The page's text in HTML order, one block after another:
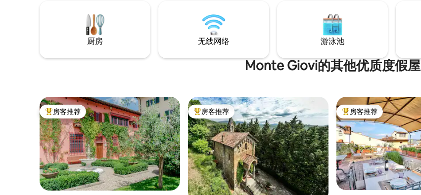
台，欣赏佛罗伦萨周围的山丘和历史中心
的老建筑景点。 公寓完全供房客使用，可
通过楼梯或电梯进入，并设有独立楼层通
道。 屋顶露台仅供房客使用，只能从公寓
寓里住着房东，随时为您提供帮助！ 房东
可抵达大教堂、佛罗伦萨学院美术馆和圣
马可广场。附近有食品店、餐厅和酒吧。
房客可使用4辆自行车（成人尺寸），房费
包含这些费用。请小心使用，每次离开时
都要锁好，谢谢。如果因疏忽而导致盗窃
或严重损坏，您将被要求支付160欧元的自
行车费用。谢谢 步行：步行仅需15分钟即
可抵达市中心。 乘坐巴士：距离大楼仅几
步之遥，有前往市中心和车站的巴士。
最佳地点。
厨房 无线网络 游泳池
Monte Giovi的其他优质度假屋
热门「房客推荐」
房客推荐 热门「房客推荐」
房客推荐 热门「房客推荐」
房客推荐